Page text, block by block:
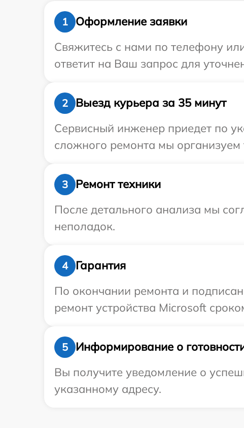
1
Оформление заявки
Свяжитесь с нами по телефону
ответит на Ваш запрос для
2
Выезд курьера за 35 минут
Сервисный инженер приедет по
сложного ремонта мы организуем
3
Ремонт техники
После детального анализа мы
неполадок.
4
Гарантия
По окончании ремонта и
ремонт устройства Microsoft
5
Информирование о
Вы получите уведомление о
указанному адресу.